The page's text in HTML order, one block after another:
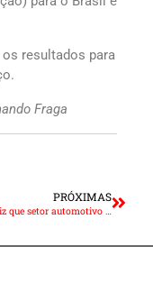
resultados para
Fraga
PRÓXIMAS